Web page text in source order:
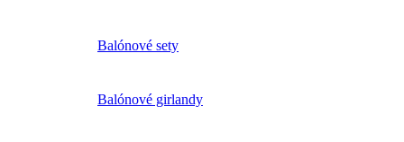
Balónové sety
Balónové girlandy